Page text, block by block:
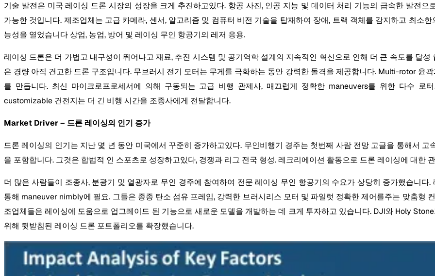
기술 발전은 미국 레이싱 드론 시장의 성장을 크게 추진하고있다. 항공 사진, 인공 지능 및 데이터 처리 기능의 급속한 발전
가능한 것입니다. 제조업체는 고급 카메라, 센서, 알고리즘 및 컴퓨터 비전 기술을 탑재하여 장애, 트랙 객체를 감지하고 최소
능성을 열었습니다 상업, 농업, 방어 및 레이싱 무인 항공기의 레저 응용.
레이싱 드론은 더 가볍고 내구성이 뛰어나고 재료, 추진 시스템 및 공기역학 설계의 지속적인 혁신으로 인해 더 큰 속도를 달
은 경량 아직 견고한 드론 구조입니다. 무브러시 전기 모터는 무게를 극화하는 동안 강력한 돌격을 제공합니다. Multi-rotor 윤
를 만듭니다. 최신 마이크로프로세서에 의해 구동되는 고급 비행 관제사, 매끄럽게 정확한 maneuvers를 위한 다수 로
customizable 건전지는 더 긴 비행 시간을 조종사에게 전달합니다.
Market Driver – 드론 레이싱의 인기 증가
드론 레이싱의 인기는 지난 몇 년 동안 미국에서 꾸준히 증가하고있다. 무인비행기 경주는 첫번째 사람 전망 고글을 통해서
을 포함합니다. 그것은 합법적 인 스포츠로 성장하고있다, 경쟁과 리그 전국 형성. 레크리에이션 활동으로 드론 레이싱에 대한
더 많은 사람들이 조종사, 분광기 및 열광자로 무인 경주에 참여하여 전문 레이싱 무인 항공기의 수요가 상당히 증가했습니
통해 maneuver nimbly에 필요. 그들은 종종 탄소 섬유 프레임, 강력한 브러시리스 모터 및 파일럿 정확한 제어를주는 맞춤형
조업체들은 레이싱에 도움으로 업그레이드 된 기능으로 새로운 모델을 개발하는 데 크게 투자하고 있습니다. DJI와 Holy
위해 뒷받침된 레이싱 드론 포트폴리오를 확장했습니다.